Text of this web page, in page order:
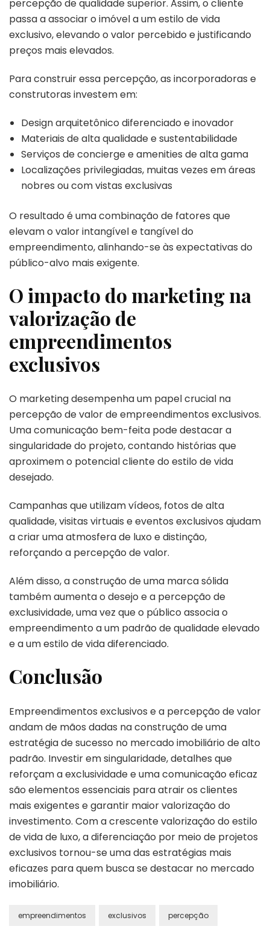
percepção de qualidade superior. Assim, o cliente
passa a associar o imóvel a um estilo de vida
exclusivo, elevando o valor percebido e justificando
preços mais elevados.
Para construir essa percepção, as incorporadoras e
construtoras investem em:
Design arquitetônico diferenciado e inovador
Materiais de alta qualidade e sustentabilidade
Serviços de concierge e amenities de alta gama
Localizações privilegiadas, muitas vezes em áreas
nobres ou com vistas exclusivas
O resultado é uma combinação de fatores que
elevam o valor intangível e tangível do
empreendimento, alinhando-se às expectativas do
público-alvo mais exigente.
O impacto do marketing na
valorização de
empreendimentos
exclusivos
O marketing desempenha um papel crucial na
percepção de valor de empreendimentos exclusivos.
Uma comunicação bem-feita pode destacar a
singularidade do projeto, contando histórias que
aproximem o potencial cliente do estilo de vida
desejado.
Campanhas que utilizam vídeos, fotos de alta
qualidade, visitas virtuais e eventos exclusivos ajudam
a criar uma atmosfera de luxo e distinção,
reforçando a percepção de valor.
Além disso, a construção de uma marca sólida
também aumenta o desejo e a percepção de
exclusividade, uma vez que o público associa o
empreendimento a um padrão de qualidade elevado
e a um estilo de vida diferenciado.
Conclusão
Empreendimentos exclusivos e a percepção de valor
andam de mãos dadas na construção de uma
estratégia de sucesso no mercado imobiliário de alto
padrão. Investir em singularidade, detalhes que
reforçam a exclusividade e uma comunicação eficaz
são elementos essenciais para atrair os clientes
mais exigentes e garantir maior valorização do
investimento. Com a crescente valorização do estilo
de vida de luxo, a diferenciação por meio de projetos
exclusivos tornou-se uma das estratégias mais
eficazes para quem busca se destacar no mercado
imobiliário.
empreendimentos exclusivos percepção